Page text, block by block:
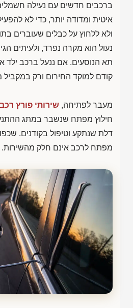
ברכבים חדשים עם נעילה
איטית ומדודה יותר, כדי לא
ולא ללחוץ על כבלים שעוברים
נעול הוא מקרה נפרד, ולעיתים
תא הנוסעים. אם ננעל ברכב ילד
קודם למוקד החירום ורק במקביל
מעבר לפתיחה, שירותי פורץ
חילוץ מפתח שנשבר במתג
דלת שנתקע וטיפול בקודנים.
מפתח לרכב אינם חלק מהשירות.